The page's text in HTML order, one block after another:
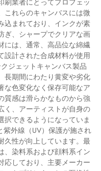
刷業者にとってプロフェッ
これらのキャンバスには微
込まれており、インクが素
ぎ、シャープでクリアな画
には、通常、高品位な綿繊
設計された合成材料が使用
ジェットキャンバス製品
長期間にわたり黄変や劣化
な色変化なく保存可能なア
質感は滑らかなものから強
く、アーティストが自身の
択できるようになっていま
外線（UV）保護が施され
久性が向上しています。最
、染料系および顔料系イン
応しており、主要メーカー